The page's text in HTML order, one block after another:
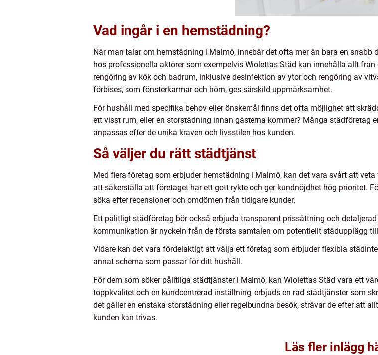
Vad ingår i en hemstädning?
När man talar om hemstädning i Malmö, innebär det ofta mer än bara en
hos professionella aktörer som exempelvis Wiolettas Städ kan innehålla allt
rengöring av kök och badrum, inklusive desinfektion av ytor och rengöring av
förbises, som fönsterkarmar och hörn, ges särskild uppmärksamhet.
För hushåll med specifika behov eller önskemål finns det ofta möjlighet att
ett visst rum, eller en storstädning innan gästerna kommer? Många städföretag
anpassas efter de unika kraven och livsstilen hos kunden.
Så väljer du rätt städtjänst
Med flera företag som erbjuder hemstädning i Malmö, kan det vara svårt att
att säkerställa att företaget har ett gott rykte och ger kundnöjdhet hög prioritet.
söka efter recensioner och omdömen från tidigare kunder.
Ett pålitligt städföretag bör också erbjuda transparent prissättning och
kommunikation är nyckeln från de första samtalen om potentiellt städupplägg
Vidare kan det vara fördelaktigt att välja ett företag som erbjuder flexibla
annat schema som passar för ditt hushåll.
För dem som söker pålitliga städtjänster i Malmö, kan Wiolettas Städ vara ett
toppkvalitet och en kundcentrerad inställning, erbjuds en rad städtjänster som
det gäller en enstaka storstädning eller regelbundna besök, strävar de efter att
kunden kan trivas.
Läs fler inlägg